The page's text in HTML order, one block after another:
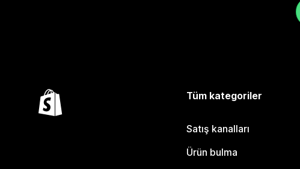
Tüm kategoriler
Satış kanalları
Ürün bulma